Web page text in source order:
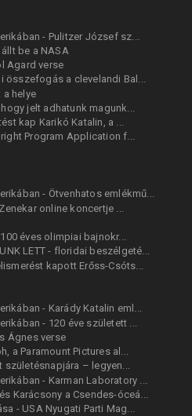
- Pulitzer József sz...
be a NASA
Agard verse
összefogás a clevelandi Bal...
a helye
jelt adhatunk magunk...
kap Karikó Katalin, a ...
Program Application f...
- Ötvenhatos emlékmű...
online koncertje ...
éves olimpiai bajnokr...
LETT - floridai beszélgeté...
kapott Erőss-Csóts...
- Karády Katalin eml...
- 120 éve született ...
Ágnes verse
a Paramount Pictures al...
születésnapjára – legyen...
- Karman Laboratory ...
Karácsony a Csendes-óceá...
- USA Nyugati Parti Mag...